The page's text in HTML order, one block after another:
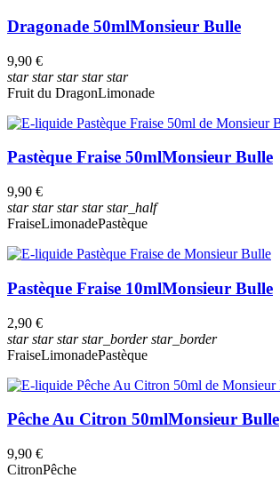
Dragonade 50mlMonsieur Bulle
9,90 €
starstarstarstarstar
Fruit du DragonLimonade
Pastèque Fraise 50mlMonsieur Bulle
9,90 €
starstarstarstarstar_half
FraiseLimonadePastèque
Pastèque Fraise 10mlMonsieur Bulle
2,90 €
starstarstarstar_borderstar_border
FraiseLimonadePastèque
Pêche Au Citron 50mlMonsieur Bulle
9,90 €
CitronPêche